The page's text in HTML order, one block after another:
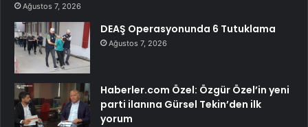
Ağustos 7, 2026
DEAŞ Operasyonunda 6 Tutuklama
Ağustos 7, 2026
Haberler.com Özel: Özgür Özel’in yeni
parti ilanına Gürsel Tekin’den ilk
yorum